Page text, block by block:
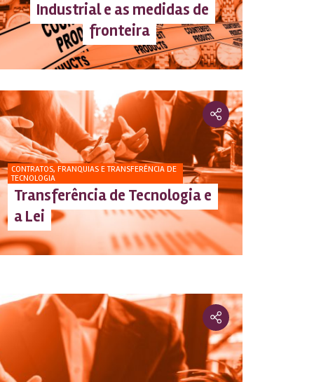
Industrial e as medidas de
fronteira
CONTRATOS, FRANQUIAS E TRANSFERÊNCIA DE
TECNOLOGIA
Transferência de Tecnologia e
a Lei